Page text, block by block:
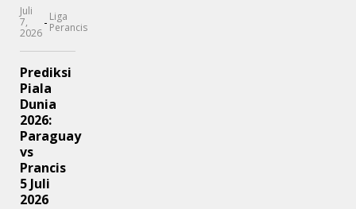
Juli
7,
2026
- Liga
Perancis
Prediksi
Piala
Dunia
2026:
Paraguay
vs
Prancis
5 Juli
2026